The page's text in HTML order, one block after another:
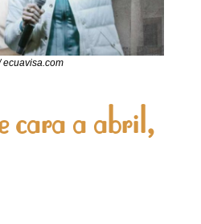
ecuavisa.com
cara a abril,